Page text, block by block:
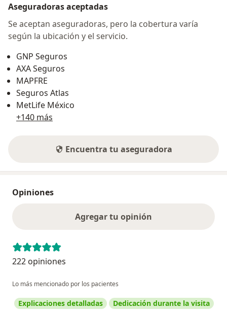
Aseguradoras aceptadas
Se aceptan aseguradoras, pero la cobertura varía
según la ubicación y el servicio.
GNP Seguros
AXA Seguros
MAPFRE
Seguros Atlas
MetLife México
+140 más
Encuentra tu aseguradora
Opiniones
Agregar tu opinión
222 opiniones
Lo más mencionado por los pacientes
Explicaciones detalladas
Dedicación durante la visita